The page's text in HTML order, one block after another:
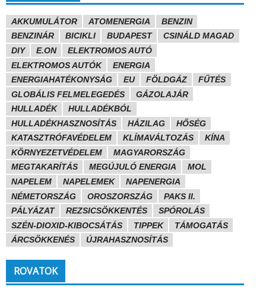
AKKUMULÁTOR ATOMENERGIA
BENZIN
BENZINÁR
BICIKLI BUDAPEST
CSINÁLD MAGAD
DIY
E.ON
ELEKTROMOS AUTÓ
ELEKTROMOS AUTÓK
ENERGIA
ENERGIAHATÉKONYSÁG
EU FÖLDGÁZ
FŰTÉS
GLOBÁLIS FELMELEGEDÉS
GÁZOLAJÁR
HULLADÉK
HULLADÉKBÓL
HULLADÉKHASZNOSÍTÁS
HÁZILAG
HŐSÉG
KATASZTRÓFAVÉDELEM
KLÍMAVÁLTOZÁS
KÍNA
KÖRNYEZETVÉDELEM
MAGYARORSZÁG
MEGTAKARÍTÁS
MEGÚJULÓ ENERGIA
MOL
NAPELEM
NAPELEMEK
NAPENERGIA
NÉMETORSZÁG
OROSZORSZÁG
PAKS II.
PÁLYÁZAT
REZSICSÖKKENTÉS
SPÓROLÁS
SZÉN-DIOXID-KIBOCSÁTÁS
TIPPEK
TÁMOGATÁS
ÁRCSÖKKENÉS
ÚJRAHASZNOSÍTÁS
ROVATOK